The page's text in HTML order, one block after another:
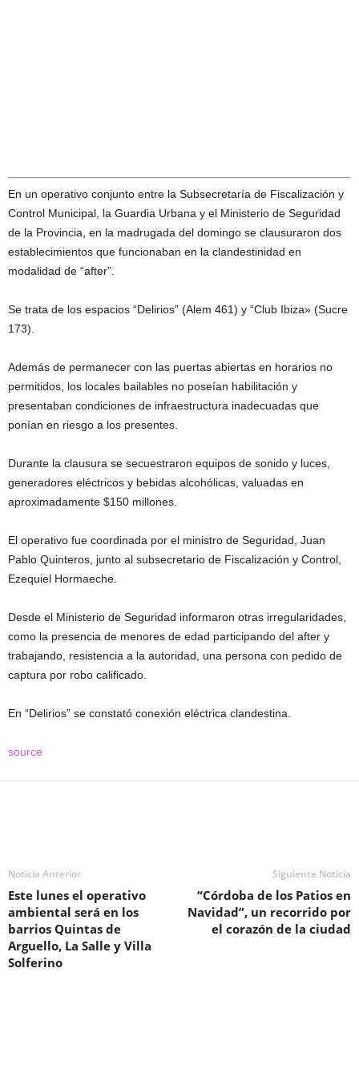
En un operativo conjunto entre la Subsecretaría de Fiscalización y
Control Municipal, la Guardia Urbana y el Ministerio de Seguridad
de la Provincia, en la madrugada del domingo se clausuraron dos
establecimientos que funcionaban en la clandestinidad en
modalidad de “after”.
Se trata de los espacios “Delirios” (Alem 461) y “Club Ibiza» (Sucre
173).
Además de permanecer con las puertas abiertas en horarios no
permitidos, los locales bailables no poseían habilitación y
presentaban condiciones de infraestructura inadecuadas que
ponían en riesgo a los presentes.
Durante la clausura se secuestraron equipos de sonido y luces,
generadores eléctricos y bebidas alcohólicas, valuadas en
aproximadamente $150 millones.
El operativo fue coordinada por el ministro de Seguridad, Juan
Pablo Quinteros, junto al subsecretario de Fiscalización y Control,
Ezequiel Hormaeche.
Desde el Ministerio de Seguridad informaron otras irregularidades,
como la presencia de menores de edad participando del after y
trabajando, resistencia a la autoridad, una persona con pedido de
captura por robo calificado.
En “Delirios” se constató conexión eléctrica clandestina.
source
Noticia Anterior
Este lunes el operativo
ambiental será en los
barrios Quintas de
Arguello, La Salle y Villa
Solferino
Siguiente Noticia
“Córdoba de los Patios en
Navidad”, un recorrido por
el corazón de la ciudad